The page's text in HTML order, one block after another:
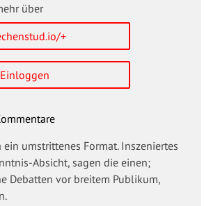
über
+
Einloggen
umstrittenes Format. Inszeniertes
Absicht, sagen die einen;
Debatten vor breitem Publikum,